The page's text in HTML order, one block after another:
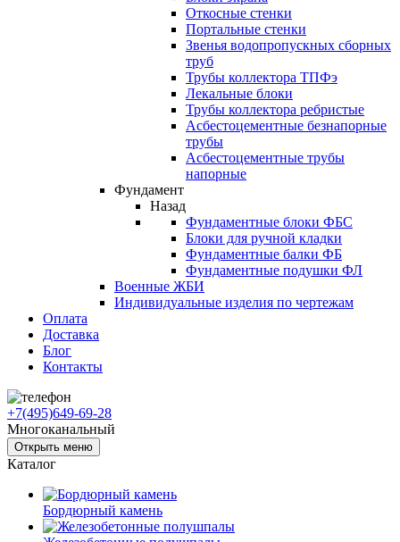
Откосные стенки
Портальные стенки
Звенья водопропускных сборных
труб
Трубы коллектора ТПФэ
Лекальные блоки
Трубы коллектора ребристые
Асбестоцементные безнапорные
трубы
Асбестоцементные трубы
напорные
Фундамент
Назад
Фундаментные блоки ФБС
Блоки для ручной кладки
Фундаментные балки ФБ
Фундаментные подушки ФЛ
Военные ЖБИ
Индивидуальные изделия по чертежам
Оплата
Доставка
Блог
Контакты
+7(495)649-69-28
Многоканальный
Открыть меню
Каталог
Бордюрный камень